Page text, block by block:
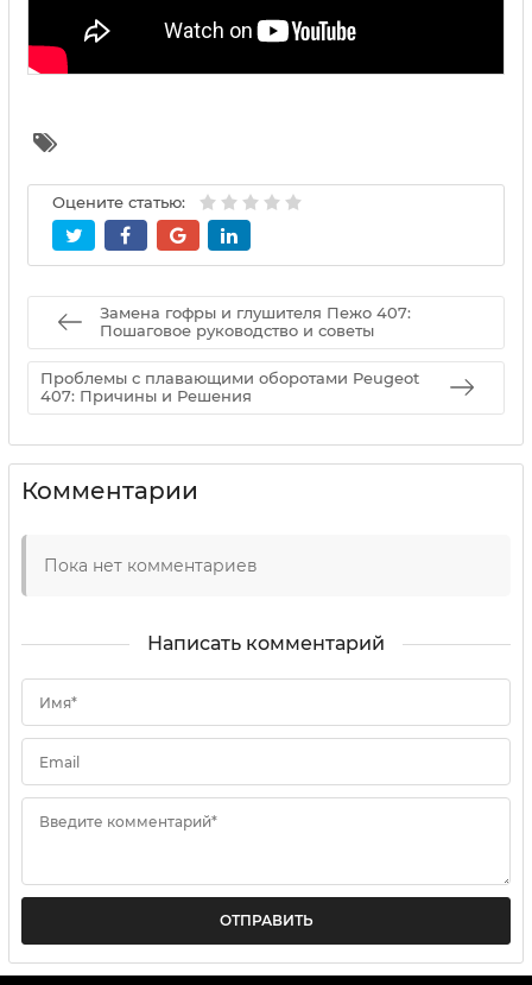
Оцените статью:
Замена гофры и глушителя Пежо 407:
Пошаговое руководство и советы
Проблемы с плавающими оборотами Peugeot
407: Причины и Решения
Комментарии
Пока нет комментариев
Написать комментарий
Имя*
Email
Введите комментарий*
ОТПРАВИТЬ